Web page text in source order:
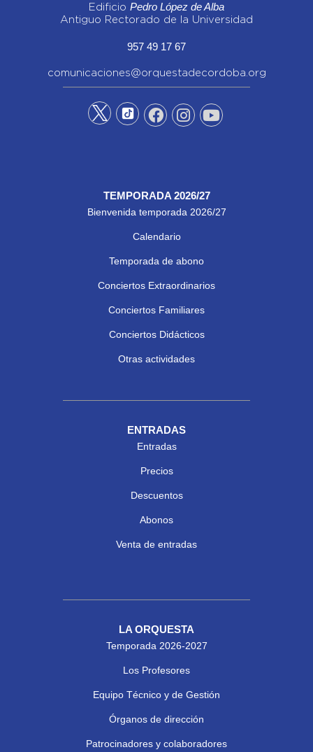
Edificio Pedro López de Alba
Antiguo Rectorado de la Universidad
957 49 17 67
comunicaciones@orquestadecordoba.org
TEMPORADA 2026/27
Bienvenida temporada 2026/27
Calendario
Temporada de abono
Conciertos Extraordinarios
Conciertos Familiares
Conciertos Didácticos
Otras actividades
ENTRADAS
Entradas
Precios
Descuentos
Abonos
Venta de entradas
LA ORQUESTA
Temporada 2026-2027
Los Profesores
Equipo Técnico y de Gestión
Órganos de dirección
Patrocinadores y colaboradores